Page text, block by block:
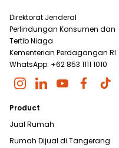
Direktorat Jenderal
Perlindungan Konsumen dan
Tertib Niaga
Kementerian Perdagangan RI
WhatsApp: +62 853 1111 1010
Product
Jual Rumah
Rumah Dijual di Tangerang